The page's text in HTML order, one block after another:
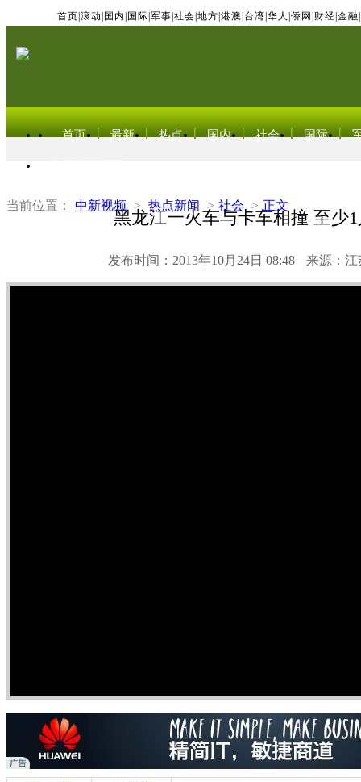
首页 滚动 国内 国际 军事 社会 地方 港澳 台湾 华人 侨网 财经 金融
首页 最新 热点 国内 社会 国际
当前位置： 中新视频 > 热点新闻 > 社会 > 正文
黑龙江一火车与卡车相撞 至少
发布时间：2013年10月24日 08:48 来源：江